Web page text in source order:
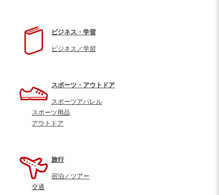
ビジネス・学習
ビジネス／学習
スポーツ・アウトドア
スポーツアパレル
スポーツ用品
アウトドア
旅行
宿泊／ツアー
交通